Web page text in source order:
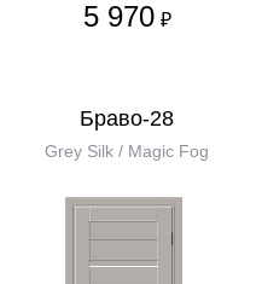
5 970 ₽
Браво-28
Grey Silk / Magic Fog